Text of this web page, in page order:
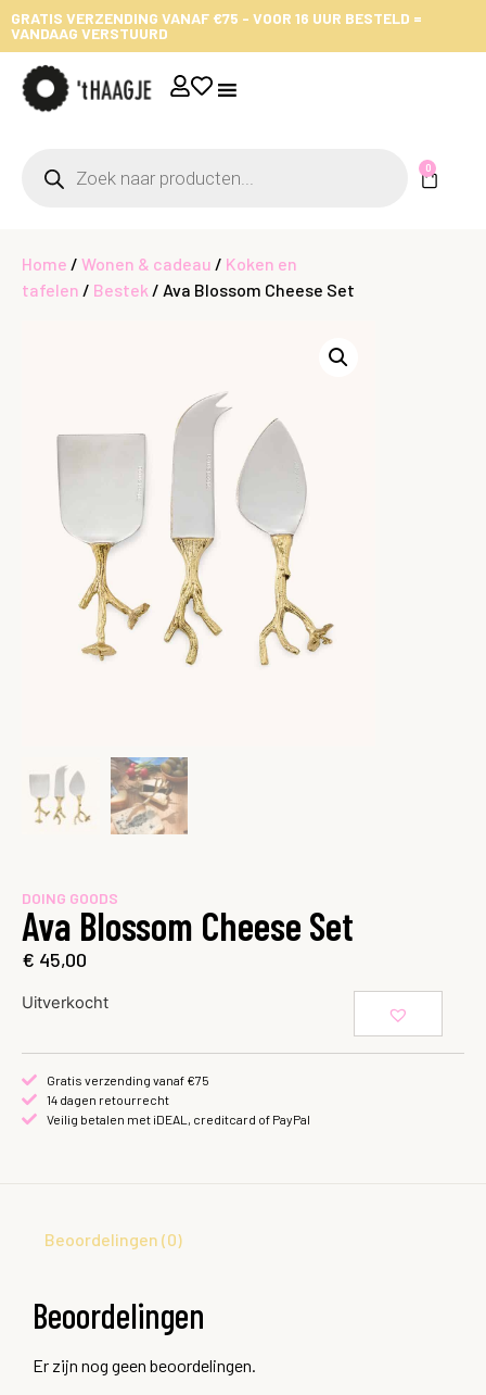
GRATIS VERZENDING VANAF €75 - VOOR 16 UUR BESTELD =
VANDAAG VERSTUURD
0
Home / Wonen & cadeau / Koken en
tafelen / Bestek / Ava Blossom Cheese Set
DOING GOODS
Ava Blossom Cheese Set
€ 45,00
Uitverkocht
Gratis verzending vanaf €75
14 dagen retourrecht
Veilig betalen met iDEAL, creditcard of PayPal
Beoordelingen (0)
Beoordelingen
Er zijn nog geen beoordelingen.